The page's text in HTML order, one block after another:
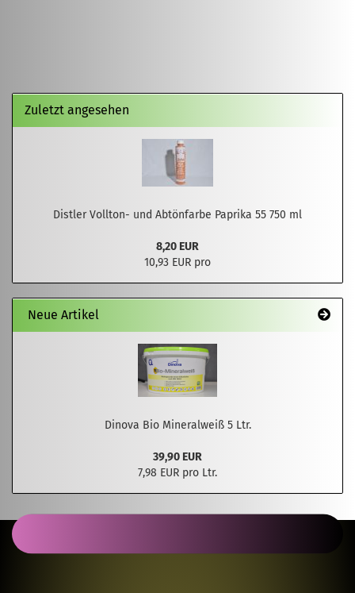
Zuletzt angesehen
Distler Vollton- und Abtönfarbe Paprika 55 750 ml
8,20 EUR
10,93 EUR pro
Neue Artikel
Dinova Bio Mineralweiß 5 Ltr.
39,90 EUR
7,98 EUR pro Ltr.